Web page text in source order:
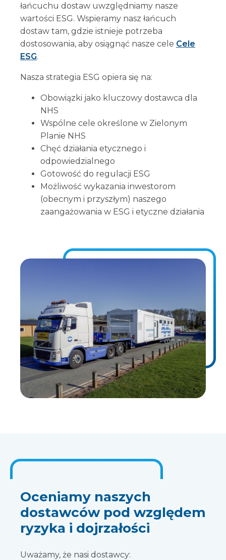
łańcuchu dostaw uwzględniamy nasze
wartości ESG. Wspieramy nasz łańcuch
dostaw tam, gdzie istnieje potrzeba
dostosowania, aby osiągnąć nasze cele Cele
ESG.
Nasza strategia ESG opiera się na:
Obowiązki jako kluczowy dostawca dla
NHS
Wspólne cele określone w Zielonym
Planie NHS
Chęć działania etycznego i
odpowiedzialnego
Gotowość do regulacji ESG
Możliwość wykazania inwestorom
(obecnym i przyszłym) naszego
zaangażowania w ESG i etyczne działania
Oceniamy naszych
dostawców pod względem
ryzyka i dojrzałości
Uważamy, że nasi dostawcy: